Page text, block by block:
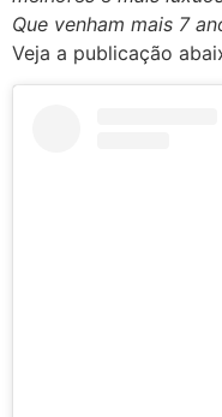
Que venham mais 7
Veja a publicação